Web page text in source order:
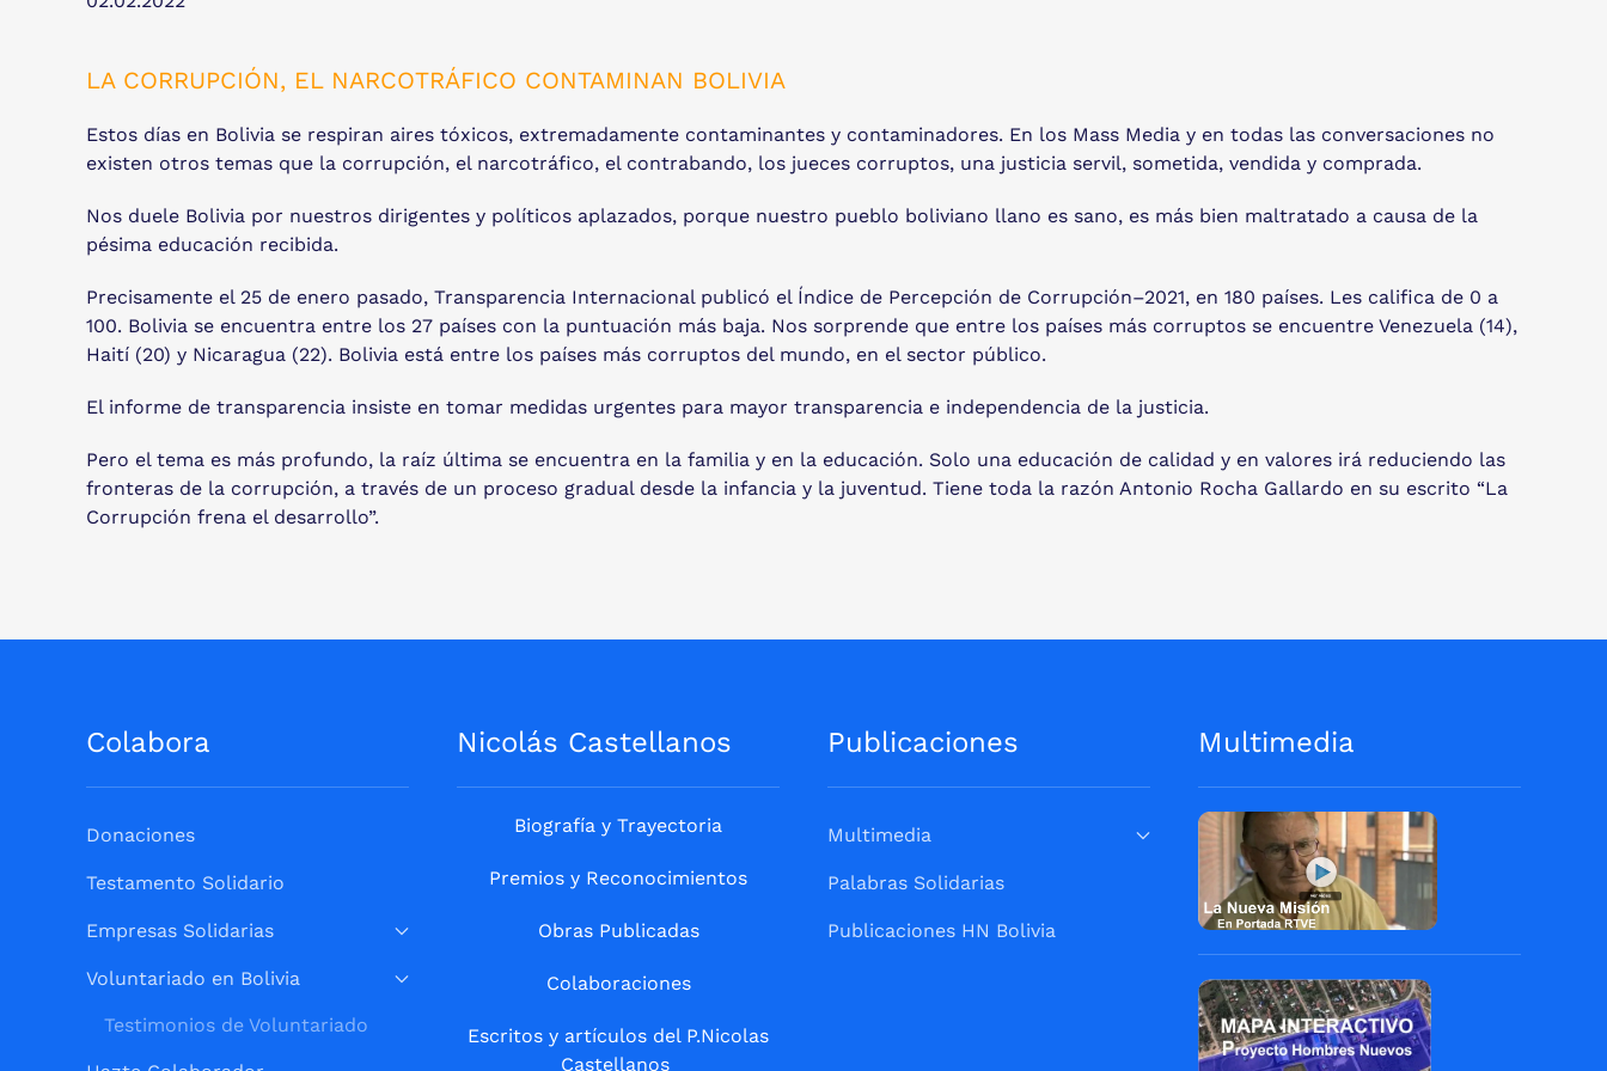
LA CORRUPCIÓN, EL NARCOTRÁFICO CONTAMINAN BOLIVIA
Estos días en Bolivia se respiran aires tóxicos, extremadamente contaminantes y contaminadores. En los Mass Media y en todas las conversaciones no
existen otros temas que la corrupción, el narcotráfico, el contrabando, los jueces corruptos, una justicia servil, sometida, vendida y comprada.
Nos duele Bolivia por nuestros dirigentes y políticos aplazados, porque nuestro pueblo boliviano llano es sano, es más bien maltratado a causa de la
pésima educación recibida.
Precisamente el 25 de enero pasado, Transparencia Internacional publicó el Índice de Percepción de Corrupción–2021, en 180 países. Les califica de 0 a
100. Bolivia se encuentra entre los 27 países con la puntuación más baja. Nos sorprende que entre los países más corruptos se encuentre Venezuela (14),
Haití (20) y Nicaragua (22). Bolivia está entre los países más corruptos del mundo, en el sector público.
El informe de transparencia insiste en tomar medidas urgentes para mayor transparencia e independencia de la justicia.
Pero el tema es más profundo, la raíz última se encuentra en la familia y en la educación. Solo una educación de calidad y en valores irá reduciendo las
fronteras de la corrupción, a través de un proceso gradual desde la infancia y la juventud. Tiene toda la razón Antonio Rocha Gallardo en su escrito “La
Corrupción frena el desarrollo”.
Colabora
Donaciones
Testamento Solidario
Empresas Solidarias
Voluntariado en Bolivia
Testimonios de Voluntariado
Nicolás Castellanos
Biografía y Trayectoria
Premios y Reconocimientos
Obras Publicadas
Colaboraciones
Escritos y artículos del P.Nicolas
Castellanos
Publicaciones
Multimedia
Palabras Solidarias
Publicaciones HN Bolivia
Multimedia